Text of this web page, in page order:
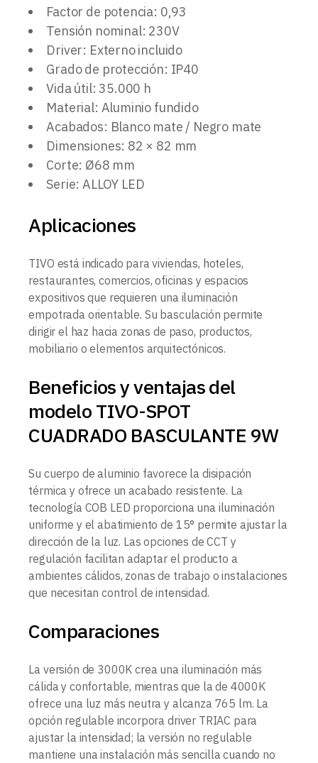
Factor de potencia: 0,93
Tensión nominal: 230V
Driver: Externo incluido
Grado de protección: IP40
Vida útil: 35.000 h
Material: Aluminio fundido
Acabados: Blanco mate / Negro mate
Dimensiones: 82 × 82 mm
Corte: Ø68 mm
Serie: ALLOY LED
Aplicaciones
TIVO está indicado para viviendas, hoteles,
restaurantes, comercios, oficinas y espacios
expositivos que requieren una iluminación
empotrada orientable. Su basculación permite
dirigir el haz hacia zonas de paso, productos,
mobiliario o elementos arquitectónicos.
Beneficios y ventajas del
modelo TIVO-SPOT
CUADRADO BASCULANTE 9W
Su cuerpo de aluminio favorece la disipación
térmica y ofrece un acabado resistente. La
tecnología COB LED proporciona una iluminación
uniforme y el abatimiento de 15° permite ajustar la
dirección de la luz. Las opciones de CCT y
regulación facilitan adaptar el producto a
ambientes cálidos, zonas de trabajo o instalaciones
que necesitan control de intensidad.
Comparaciones
La versión de 3000K crea una iluminación más
cálida y confortable, mientras que la de 4000K
ofrece una luz más neutra y alcanza 765 lm. La
opción regulable incorpora driver TRIAC para
ajustar la intensidad; la versión no regulable
mantiene una instalación más sencilla cuando no